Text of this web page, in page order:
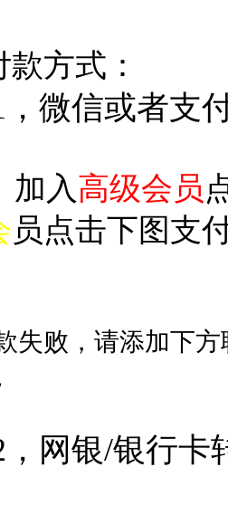
方式：
，微信或者支
高级会员
员点击下图支
失败，请添加下
，网银/银行卡